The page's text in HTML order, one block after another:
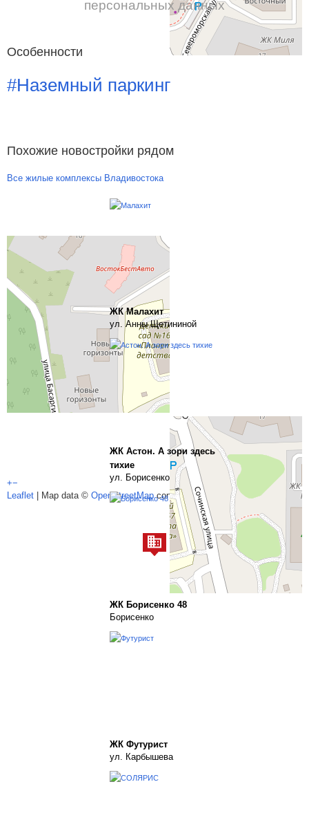
+−
Leaflet | Map data © OpenStreetMapcontributors, CC-BY-SA
Особенности
#Наземный паркинг
Похожие новостройки рядом
Все жилые комплексы Владивостока
ЖК Малахит
ул. Анны Щетининой
ЖК Астон. А зори здесь
тихие
ул. Борисенко
ЖК Борисенко 48
Борисенко
ЖК Футурист
ул. Карбышева
персональных данных